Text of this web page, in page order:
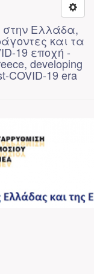
στην Ελλάδα,
και τα
19 εποχή -
developing
COVID-19 era